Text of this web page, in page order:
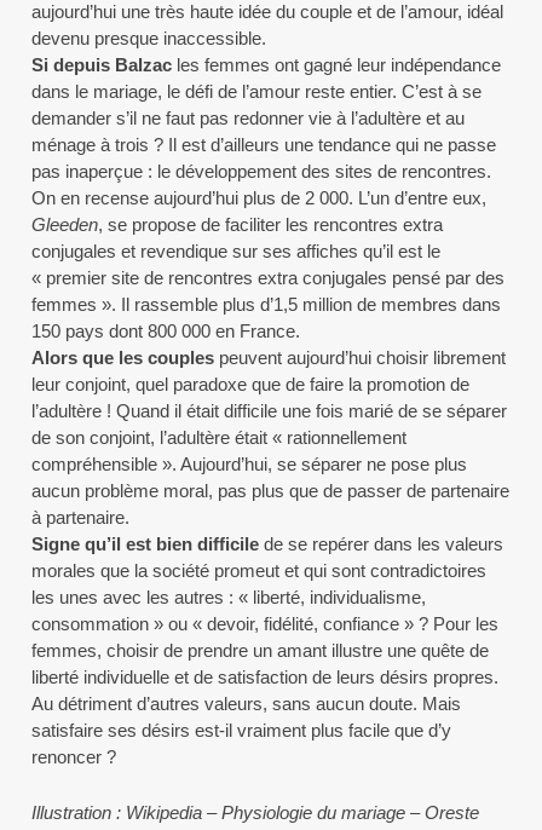
aujourd’hui une très haute idée du couple et de l’amour, idéal
devenu presque inaccessible.
Si depuis Balzac les femmes ont gagné leur indépendance
dans le mariage, le défi de l’amour reste entier. C’est à se
demander s’il ne faut pas redonner vie à l’adultère et au
ménage à trois ? Il est d’ailleurs une tendance qui ne passe
pas inaperçue : le développement des sites de rencontres.
On en recense aujourd’hui plus de 2 000. L’un d’entre eux,
Gleeden, se propose de faciliter les rencontres extra
conjugales et revendique sur ses affiches qu’il est le
« premier site de rencontres extra conjugales pensé par des
femmes ». Il rassemble plus d’1,5 million de membres dans
150 pays dont 800 000 en France.
Alors que les couples peuvent aujourd’hui choisir librement
leur conjoint, quel paradoxe que de faire la promotion de
l’adultère ! Quand il était difficile une fois marié de se séparer
de son conjoint, l’adultère était « rationnellement
compréhensible ». Aujourd’hui, se séparer ne pose plus
aucun problème moral, pas plus que de passer de partenaire
à partenaire.
Signe qu’il est bien difficile de se repérer dans les valeurs
morales que la société promeut et qui sont contradictoires
les unes avec les autres : « liberté, individualisme,
consommation » ou « devoir, fidélité, confiance » ? Pour les
femmes, choisir de prendre un amant illustre une quête de
liberté individuelle et de satisfaction de leurs désirs propres.
Au détriment d’autres valeurs, sans aucun doute. Mais
satisfaire ses désirs est-il vraiment plus facile que d’y
renoncer ?
Illustration : Wikipedia – Physiologie du mariage – Oreste